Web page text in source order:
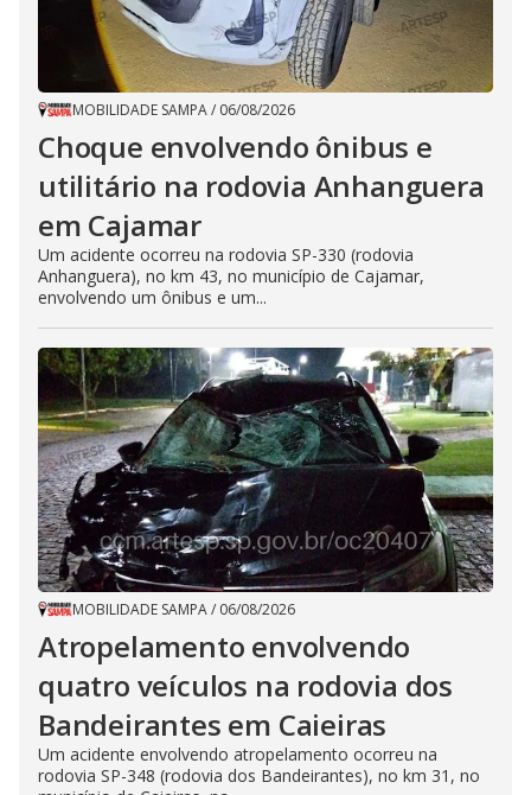
MOBILIDADE SAMPA/ 06/08/2026
Choque envolvendo ônibus e
utilitário na rodovia Anhanguera
em Cajamar
Um acidente ocorreu na rodovia SP-330 (rodovia
Anhanguera), no km 43, no município de Cajamar,
envolvendo um ônibus e um...
MOBILIDADE SAMPA/ 06/08/2026
Atropelamento envolvendo
quatro veículos na rodovia dos
Bandeirantes em Caieiras
Um acidente envolvendo atropelamento ocorreu na
rodovia SP-348 (rodovia dos Bandeirantes), no km 31, no